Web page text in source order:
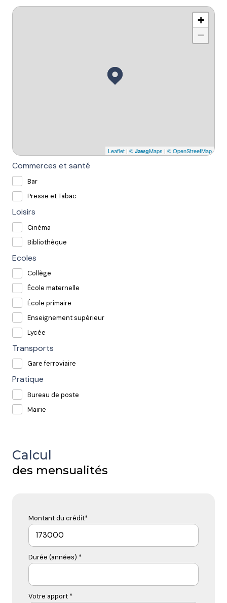
+
−
Leaflet | © JawgMaps | © OpenStreetMap
Commerces et santé
Bar
Presse et Tabac
Loisirs
Cinéma
Bibliothèque
Ecoles
Collège
École maternelle
École primaire
Enseignement supérieur
Lycée
Transports
Gare ferroviaire
Pratique
Bureau de poste
Mairie
Calcul
des mensualités
Montant du crédit*
Durée (années) *
Votre apport *